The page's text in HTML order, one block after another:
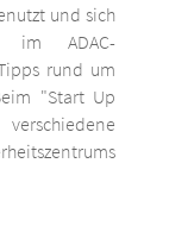
und sich
ADAC-
rund um
"Start Up